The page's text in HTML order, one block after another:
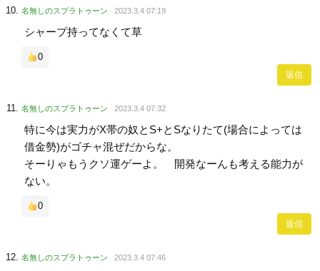
名無しのスプラトゥーン 2023.3.4 07:19
シャープ持ってなくて草
0
返信
名無しのスプラトゥーン 2023.3.4 07:32
特に今は実力がX帯の奴とS+とSなりたて(場合によっては
借金勢)がゴチャ混ぜだからな。
そーりゃもうクソ運ゲーよ。 開発なーんも考える能力が
ない。
0
返信
名無しのスプラトゥーン 2023.3.4 07:46